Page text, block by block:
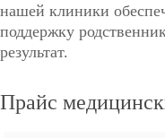
нашей клиники
поддержку
результат.
Прайс